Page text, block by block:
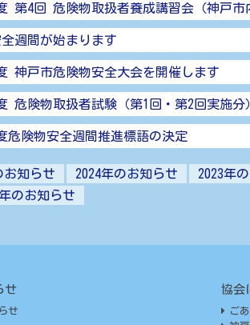
第4回 危険物取扱者養成講習会（神戸市
週間が始まります
神戸市危険物安全大会を開催します
危険物取扱者試験（第1回・第2回実施分
危険物安全週間推進標語の決定
お知らせ 2024年のお知らせ 2023年
のお知らせ
せ
せ
協会
ご